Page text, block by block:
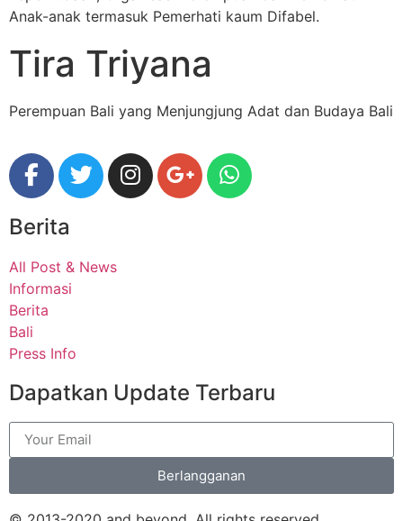
Anak-anak termasuk Pemerhati kaum Difabel.
Tira Triyana
Perempuan Bali yang Menjungjung Adat dan Budaya Bali
Berita
All Post & News
Informasi
Berita
Bali
Press Info
Dapatkan Update Terbaru
Berlangganan